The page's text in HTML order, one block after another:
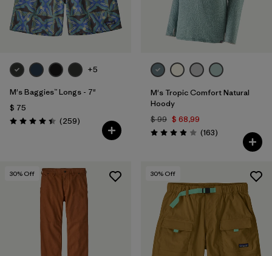
+5
M's Baggies™ Longs - 7"
$ 75
Valoración: 4.4 / 5
(259Comentarios
)
M's Tropic Comfort Natural
Hoody
$ 99 $ 68,99
Valoración: 3.9 / 5
(163Comentarios
)
30% Off 30% Off